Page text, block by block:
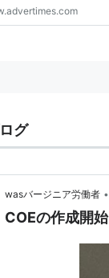
グ
wasバージニア労働者 •
COEの作成開始